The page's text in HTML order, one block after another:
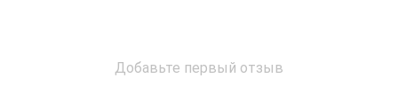
Добавьте первый отзыв